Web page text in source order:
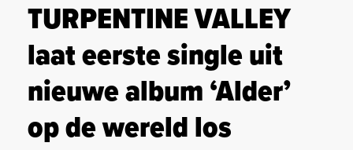
TURPENTINE VALLEY
laat eerste single uit
nieuwe album ‘Alder’
op de wereld los